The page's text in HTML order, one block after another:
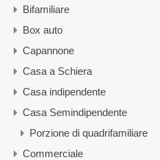
Bifamiliare
Box auto
Capannone
Casa a Schiera
Casa indipendente
Casa Semindipendente
Porzione di quadrifamiliare
Commerciale